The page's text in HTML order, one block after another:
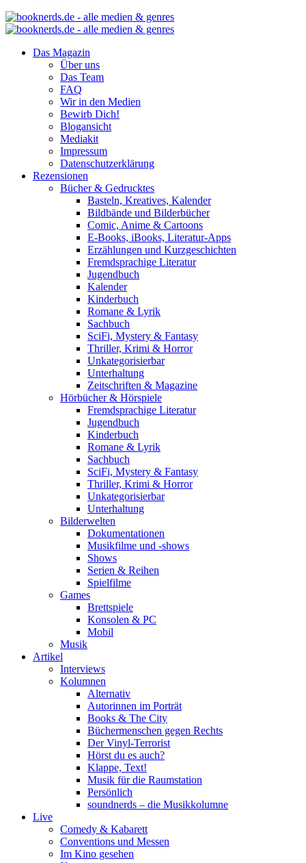
Das Magazin
Über uns
Das Team
FAQ
Wir in den Medien
Bewirb Dich!
Blogansicht
Mediakit
Impressum
Datenschutzerklärung
Rezensionen
Bücher & Gedrucktes
Basteln, Kreatives, Kalender
Bildbände und Bilderbücher
Comic, Anime & Cartoons
E-Books, iBooks, Literatur-Apps
Erzählungen und Kurzgeschichten
Fremdsprachige Literatur
Jugendbuch
Kalender
Kinderbuch
Romane & Lyrik
Sachbuch
SciFi, Mystery & Fantasy
Thriller, Krimi & Horror
Unkategorisierbar
Unterhaltung
Zeitschriften & Magazine
Hörbücher & Hörspiele
Fremdsprachige Literatur
Jugendbuch
Kinderbuch
Romane & Lyrik
Sachbuch
SciFi, Mystery & Fantasy
Thriller, Krimi & Horror
Unkategorisierbar
Unterhaltung
Bilderwelten
Dokumentationen
Musikfilme und -shows
Shows
Serien & Reihen
Spielfilme
Games
Brettspiele
Konsolen & PC
Mobil
Musik
Artikel
Interviews
Kolumnen
Alternativ
Autorinnen im Porträt
Books & The City
Büchermenschen gegen Rechts
Der Vinyl-Terrorist
Hörst du es auch?
Klappe, Text!
Musik für die Raumstation
Persönlich
soundnerds – die Musikkolumne
Live
Comedy & Kabarett
Conventions und Messen
Im Kino gesehen